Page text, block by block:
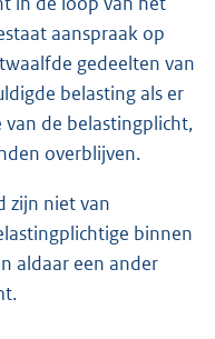
aanspraak op
gedeelten van
belasting als er
de belastingplicht,
overblijven.
zijn niet van
binnen
aldaar een ander